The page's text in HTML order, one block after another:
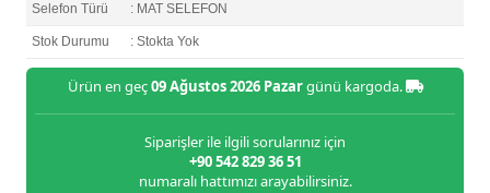
Selefon Türü : MAT SELEFON
Stok Durumu : Stokta Yok
Ürün en geç09 Ağustos 2026 Pazargünü kargoda.
Siparişler ile ilgili sorularınız için
+90 542 829 36 51
numaralı hattımızı arayabilirsiniz.